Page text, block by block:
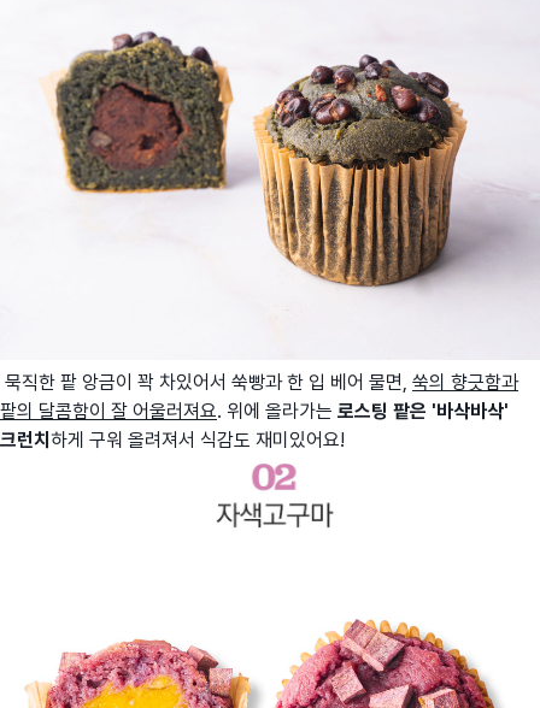
묵직한 팥 앙금이 꽉 차있어서 쑥빵과 한 입 베어 물면, 쑥의 향긋함과
팥의 달콤함이 잘 어울러져요. 위에 올라가는 로스팅 팥은 '바삭바삭'
크런치 하게 구워 올려져서 식감도 재미있어요!